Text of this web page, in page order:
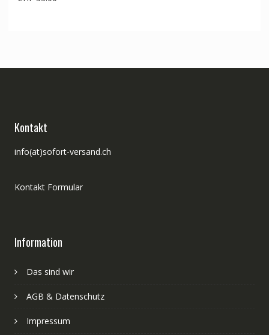
Kontakt
info(at)sofort-versand.ch
Kontakt Formular
Information
Das sind wir
AGB & Datenschutz
Impressum